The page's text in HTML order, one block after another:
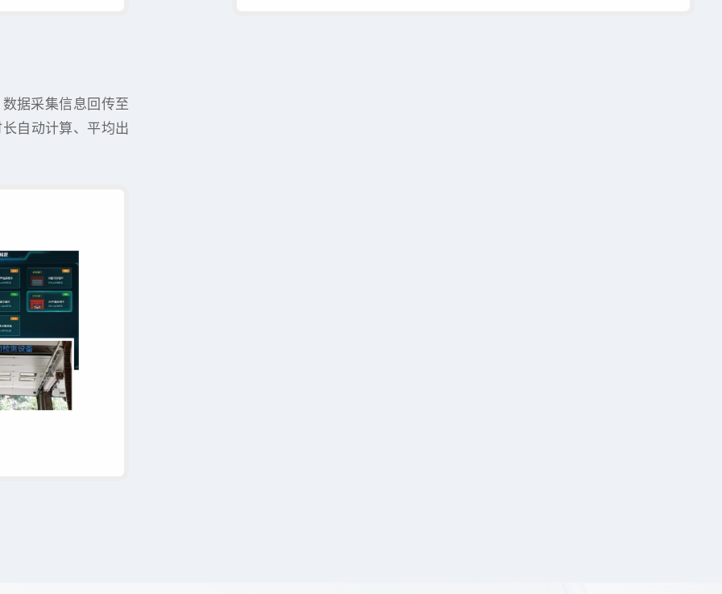
据采集信息回传至
自动计算、平均出